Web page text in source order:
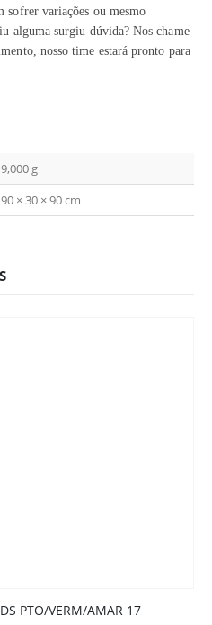
sofrer variações ou mesmo
alguma surgiu dúvida? Nos chame
nosso time estará pronto para
g
× 30 × 90 cm
PTO/VERM/AMAR 17